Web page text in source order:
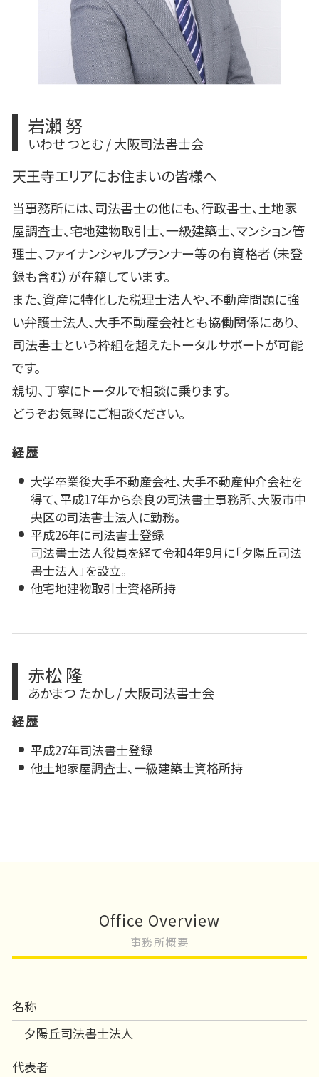
岩瀨 努
いわせ つとむ / 大阪司法書士会
天王寺エリアにお住まいの皆様へ
当事務所には、司法書士の他にも、行政書士、土地家
屋調査士、宅地建物取引士、一級建築士、マンション管
理士、ファイナンシャルプランナー等の有資格者（未登
録も含む）が在籍しています。
また、資産に特化した税理士法人や、不動産問題に強
い弁護士法人、大手不動産会社とも協働関係にあり、
司法書士という枠組を超えたトータルサポートが可能
です。
親切、丁寧にトータルで相談に乗ります。
どうぞお気軽にご相談ください。
経歴
大学卒業後大手不動産会社、大手不動産仲介会社を
得て、平成17年から奈良の司法書士事務所、大阪市中
央区の司法書士法人に勤務。
平成26年に司法書士登録
司法書士法人役員を経て令和4年9月に「夕陽丘司法
書士法人」を設立。
他宅地建物取引士資格所持
赤松 隆
あかまつ たかし / 大阪司法書士会
経歴
平成27年司法書士登録
他土地家屋調査士、一級建築士資格所持
Office Overview
事務所概要
名称
夕陽丘司法書士法人
代表者